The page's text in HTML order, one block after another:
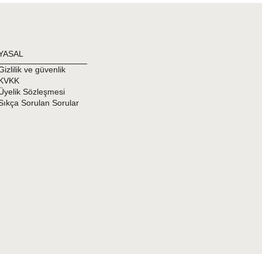
güneş yağı ve tüm kozmetik maddelerinden
Mayonuzu sudan çıktıktan sonra saf sabun
yıkanmaz. Kuru temizleme yapılmaz.
altında kurutmayınız. Tersinden ve güneş
ve güvenlik
Sözleşmesi
Sorulan Sorular